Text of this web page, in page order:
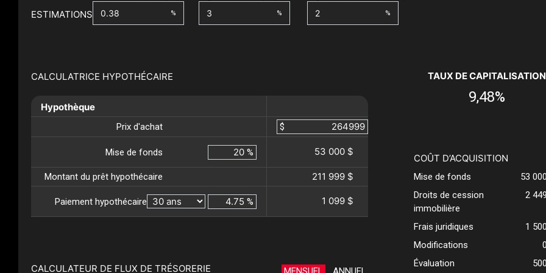
ESTIMATIONS % % %
CALCULATRICE HYPOTHÉCAIRE
Hypothèque
Prix d'achat $
Mise de fonds % 53 000 $
Montant du prêt hypothécaire 211 999 $
Paiement hypothécaire % 1 099 $
CALCULATEUR DE FLUX DE TRÉSORERIE
TAUX DE CAPITALISATION
9,48%
COÛT D’ACQUISITION
Mise de fonds
53
Droits de cession
immobilière
2
Frais juridiques
1
Modifications
Évaluation